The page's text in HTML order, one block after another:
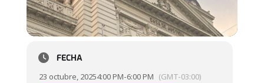
FECHA
23 octubre, 20254:00 PM-6:00 PM (GMT-03:00)